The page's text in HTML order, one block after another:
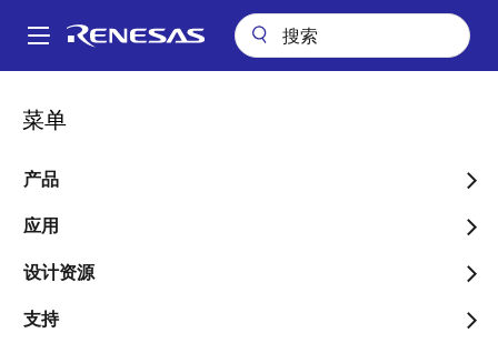
到
Main
菜单
产品
应用
设计资源
支持
面
包
屑